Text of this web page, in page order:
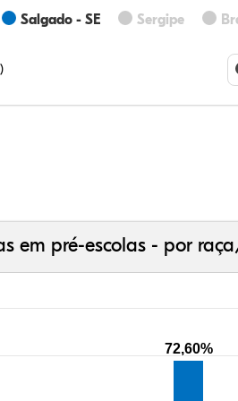
Salgado - SE Sergipe
em pré-escolas - por
72,60%